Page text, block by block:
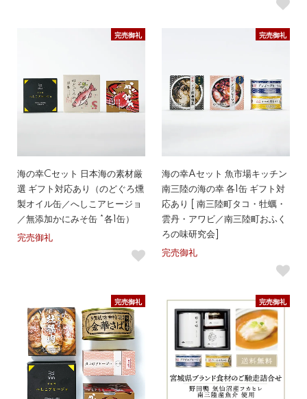
完売御礼
海の幸Cセット 日本海の素材厳
選 ギフト対応あり（のどぐろ燻
製オイル缶／へしこアヒージョ
／無添加かにみそ缶 *各1缶）
完売御礼
完売御礼
海の幸Aセット 魚市場キッチン
南三陸の海の幸 各1缶 ギフト対
応あり [ 南三陸町タコ・牡蠣・
雲丹・アワビ／南三陸町おふく
ろの味研究会]
完売御礼
完売御礼 完売御礼